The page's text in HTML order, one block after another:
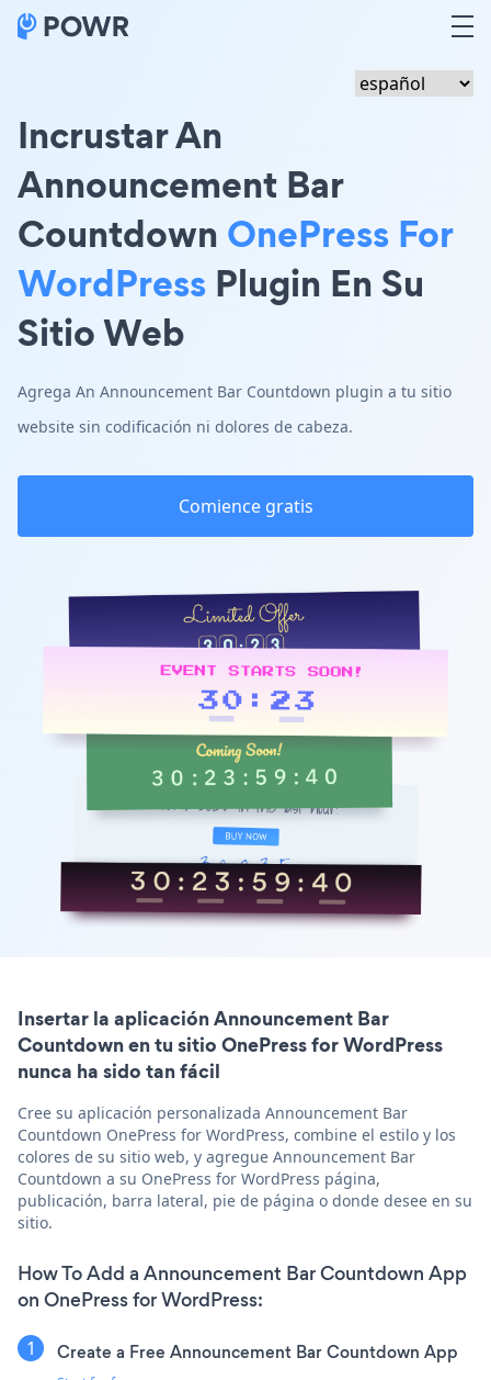
Incrustar An
Announcement Bar
Countdown OnePress For
WordPress Plugin En Su
Sitio Web
Agrega An Announcement Bar Countdown plugin a tu sitio
website sin codificación ni dolores de cabeza.
Comience gratis
Insertar la aplicación Announcement Bar
Countdown en tu sitio OnePress for WordPress
nunca ha sido tan fácil
Cree su aplicación personalizada Announcement Bar
Countdown OnePress for WordPress, combine el estilo y los
colores de su sitio web, y agregue Announcement Bar
Countdown a su OnePress for WordPress página,
publicación, barra lateral, pie de página o donde desee en su
sitio.
How To Add a Announcement Bar Countdown App
on OnePress for WordPress:
Create a Free Announcement Bar Countdown App